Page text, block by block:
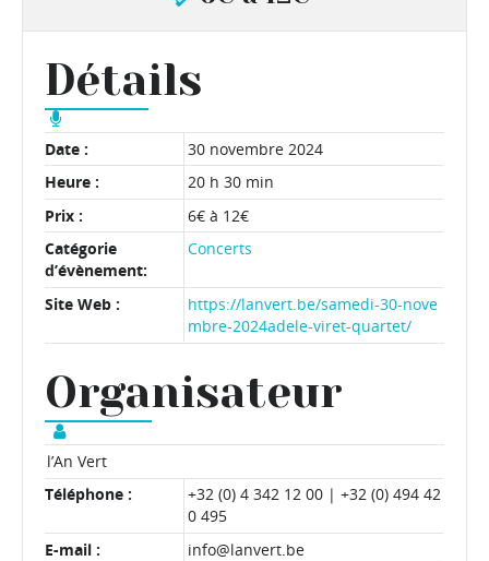
Détails
Date :
30 novembre 2024
Heure :
20 h 30 min
Prix :
6€ à 12€
Catégorie
d’évènement:
Concerts
Site Web :
https://lanvert.be/samedi-30-nove
mbre-2024adele-viret-quartet/
Organisateur
l’An Vert
Téléphone :
+32 (0) 4 342 12 00 | +32 (0) 494 42
0 495
E-mail :
info@lanvert.be